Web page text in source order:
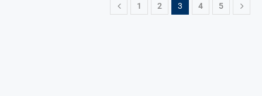
1 2 3 4 5